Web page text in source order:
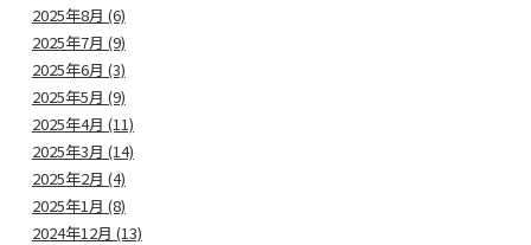
2025年8月 (6)
2025年7月 (9)
2025年6月 (3)
2025年5月 (9)
2025年4月 (11)
2025年3月 (14)
2025年2月 (4)
2025年1月 (8)
2024年12月 (13)